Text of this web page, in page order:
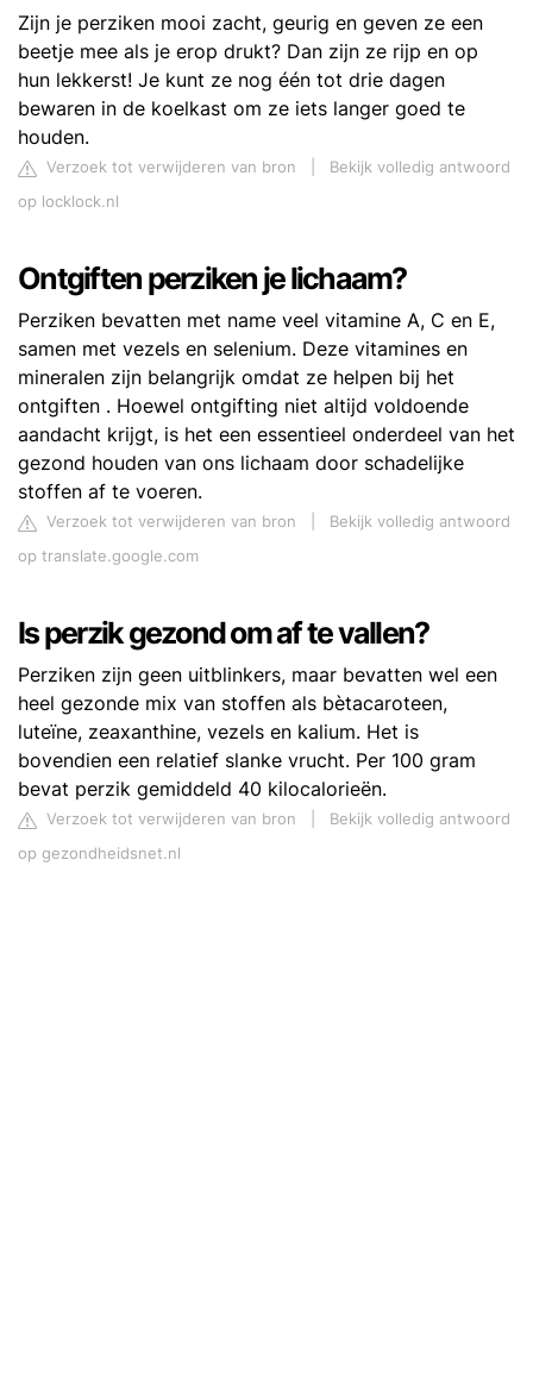
Zijn je perziken mooi zacht, geurig en geven ze een
beetje mee als je erop drukt? Dan zijn ze rijp en op
hun lekkerst! Je kunt ze nog één tot drie dagen
bewaren in de koelkast om ze iets langer goed te
houden.
Verzoek tot verwijderen van bron
Bekijk volledig antwoord
op locklock.nl
Ontgiften perziken je lichaam?
Perziken bevatten met name veel vitamine A, C en E,
samen met vezels en selenium. Deze vitamines en
mineralen zijn belangrijk omdat ze helpen bij het
ontgiften . Hoewel ontgifting niet altijd voldoende
aandacht krijgt, is het een essentieel onderdeel van het
gezond houden van ons lichaam door schadelijke
stoffen af ​​te voeren.
Verzoek tot verwijderen van bron
Bekijk volledig antwoord
op translate.google.com
Is perzik gezond om af te vallen?
Perziken zijn geen uitblinkers, maar bevatten wel een
heel gezonde mix van stoffen als bètacaroteen,
luteïne, zeaxanthine, vezels en kalium. Het is
bovendien een relatief slanke vrucht. Per 100 gram
bevat perzik gemiddeld 40 kilocalorieën.
Verzoek tot verwijderen van bron
Bekijk volledig antwoord
op gezondheidsnet.nl